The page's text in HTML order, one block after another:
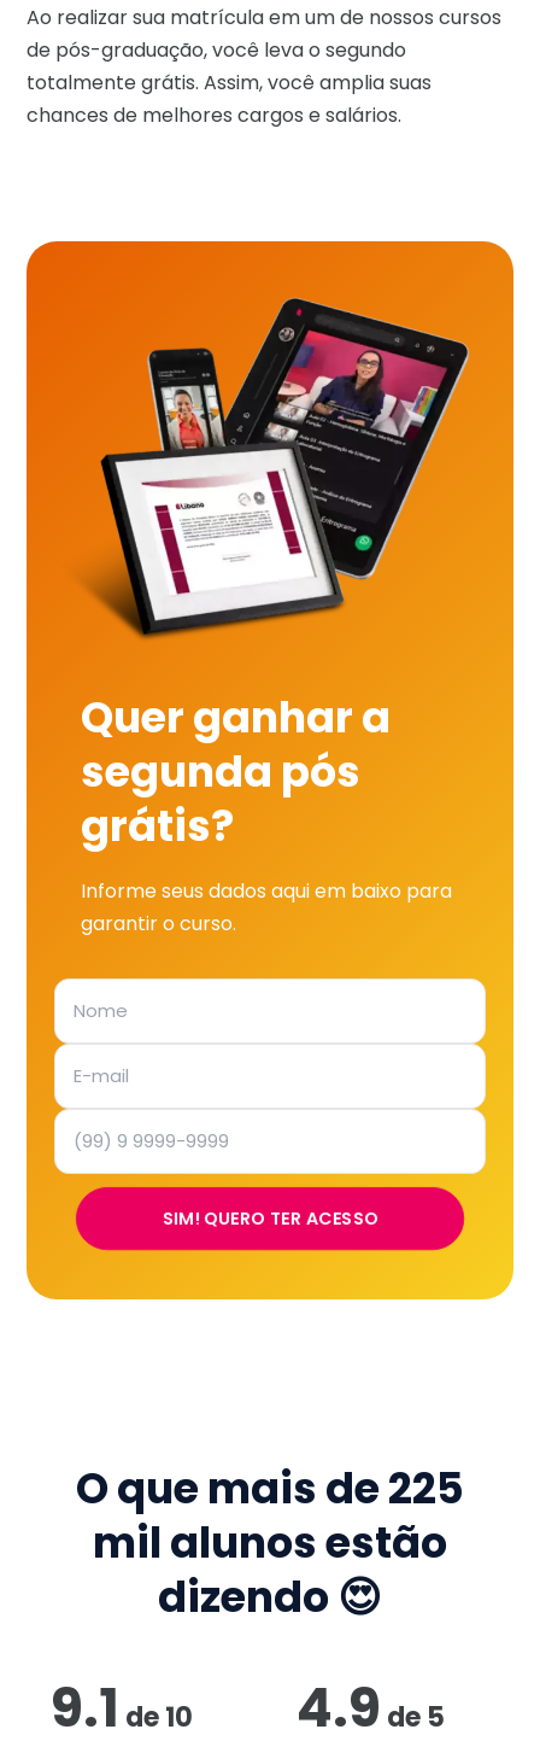
Ao realizar sua matrícula em um de nossos cursos
de pós-graduação, você leva o segundo
totalmente grátis. Assim, você amplia suas
chances de melhores cargos e salários.
Quer ganhar a
segunda pós
grátis?
Informe seus dados aqui em baixo para
garantir o curso.
SIM! QUERO TER ACESSO
O que mais de225
mil alunos estão
dizendo 😍
9.1 de10 4.9 de 5